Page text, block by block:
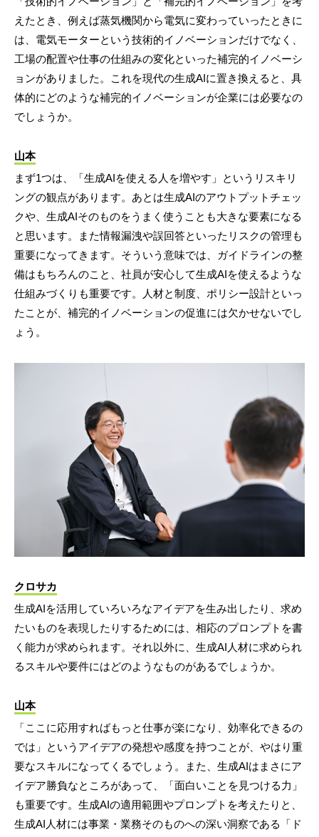
えたとき、例えば蒸気機関から電気に変わっていったときに
は、電気モーターという技術的イノベーションだけでなく、
工場の配置や仕事の仕組みの変化といった補完的イノベーシ
ョンがありました。これを現代の生成AIに置き換えると、具
体的にどのような補完的イノベーションが企業には必要なの
でしょうか。
山本
まず1つは、「生成AIを使える人を増やす」というリスキリ
ングの観点があります。あとは生成AIのアウトプットチェッ
クや、生成AIそのものをうまく使うことも大きな要素になる
と思います。また情報漏洩や誤回答といったリスクの管理も
重要になってきます。そういう意味では、ガイドラインの整
備はもちろんのこと、社員が安心して生成AIを使えるような
仕組みづくりも重要です。人材と制度、ポリシー設計といっ
たことが、補完的イノベーションの促進には欠かせないでし
ょう。
クロサカ
生成AIを活用していろいろなアイデアを生み出したり、求め
たいものを表現したりするためには、相応のプロンプトを書
く能力が求められます。それ以外に、生成AI人材に求められ
るスキルや要件にはどのようなものがあるでしょうか。
山本
「ここに応用すればもっと仕事が楽になり、効率化できるの
では」というアイデアの発想や感度を持つことが、やはり重
要なスキルになってくるでしょう。また、生成AIはまさにア
イデア勝負なところがあって、「面白いことを見つける力」
も重要です。生成AIの適用範囲やプロンプトを考えたりと、
生成AI人材には事業・業務そのものへの深い洞察である「ド